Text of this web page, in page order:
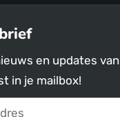
en updates van
in je mailbox!